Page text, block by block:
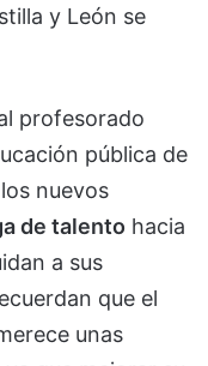
y León se
profesorado
pública de
nuevos
de talento hacia
a sus
que el
unas